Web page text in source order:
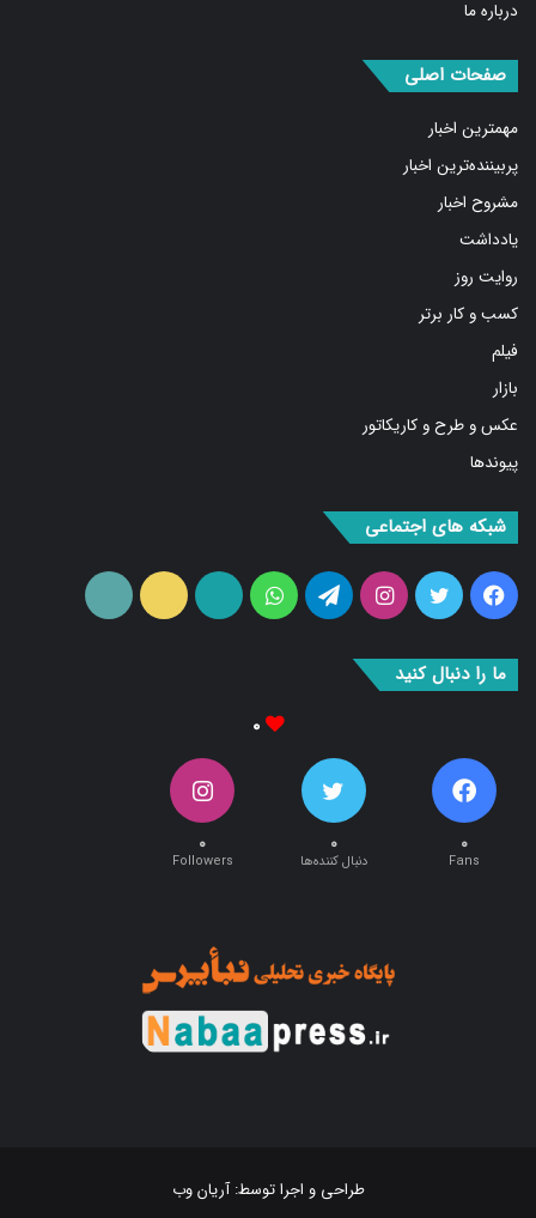
درباره ما
صفحات اصلی
مهمترین اخبار
پربیننده‌ترین اخبار
مشروح اخبار
یادداشت
روایت روز
کسب و کار برتر
فیلم
بازار
عکس و طرح و کاریکاتور
پیوندها
شبکه های اجتماعی
فیس
توییتر اینستاگرامتلگرام واتس
آپارات ایتا
ما را دنبال کنید
۰
۰
Fans
۰
دنبال کننده‌ها
۰
Followers
طراحی و اجرا توسط:آریان وب